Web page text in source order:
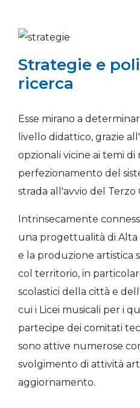
Strategie e
ricerca
Esse mirano a
livello didattico, grazie
opzionali vicine ai temi di
perfezionamento del
strada all'avvio del Terzo
Intrinsecamente
una progettualità di Alta
e la produzione artistica
col territorio, in
scolastici della città e
cui i Licei musicali per i
partecipe dei comitati
sono attive numerose
svolgimento di attività
aggiornamento.